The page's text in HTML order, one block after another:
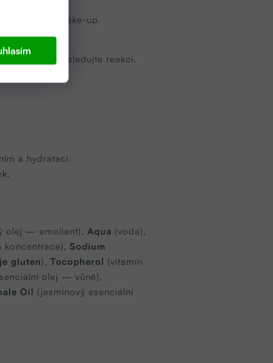
rozpouští make-up.
24 hodin a sledujte reakci.
a hydratací.
olej — emolient), Aqua (voda),
Sodium
gluten), Tocopherol (vitamín
olej — vůně),
Oil (jasmínový esenciální